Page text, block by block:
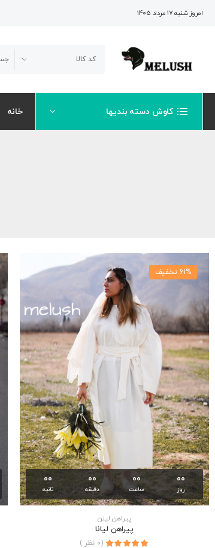
امروز شنبه 17 مرداد 1405
کاوش دسته بندیها خانه
00
روز
00
ساعت
00
دقیقه
00
ثانیه
61% تخفیف
پیراهن لینن
پیراهن لیانا
(0 نظر )